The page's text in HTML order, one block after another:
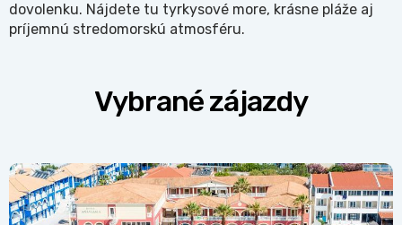
dovolenku. Nájdete tu tyrkysové more, krásne pláže aj
príjemnú stredomorskú atmosféru.
Vybrané zájazdy